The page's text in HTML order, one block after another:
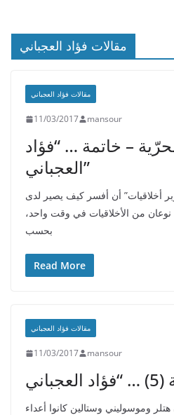
مقالات فؤاد العجباني
مقالات فؤاد العجباني
11/03/2017 mansour
– خاتمة … “فؤاد
العجباني”
أخلاقيات” أن أفسر كيف يصير لدى
نوعان من الأخلاقيات في وقت واحد،
بحسب
Read More
مقالات فؤاد العجباني
11/03/2017 mansour
وموسوليني وستالين كانوا أعداء